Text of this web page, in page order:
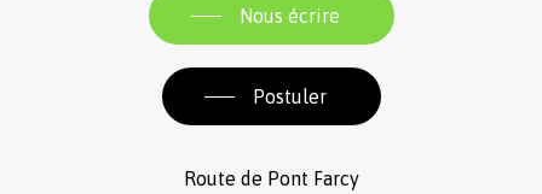
Nous écrire
Postuler
Route de Pont Farcy